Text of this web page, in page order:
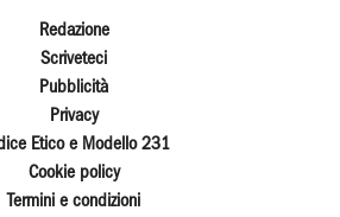
Redazione
Scriveteci
Pubblicità
Privacy
Etico e Modello 231
Cookie policy
Termini e condizioni